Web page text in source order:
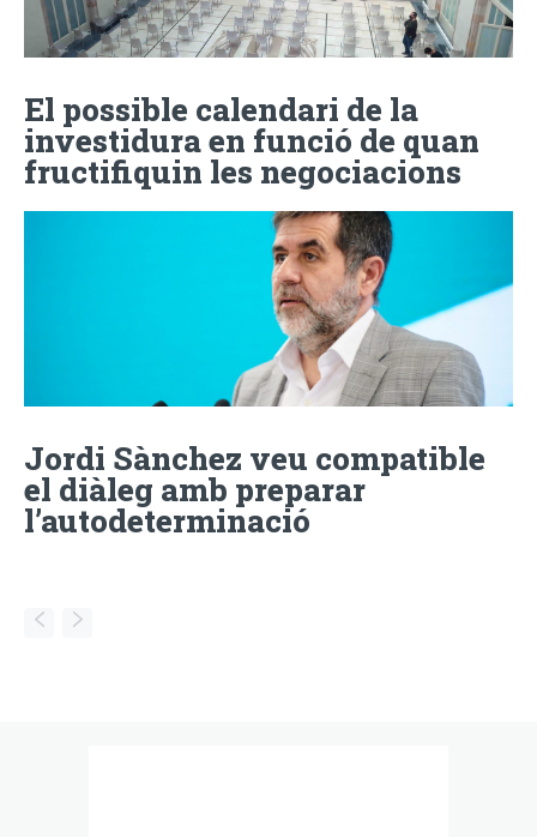
El possible calendari de la
investidura en funció de quan
fructifiquin les negociacions
Jordi Sànchez veu compatible
el diàleg amb preparar
l’autodeterminació